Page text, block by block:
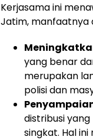
Kerjasama ini
Jatim, manfaatnya
yang benar
merupakan
polisi dan
distribusi
singkat. Hal